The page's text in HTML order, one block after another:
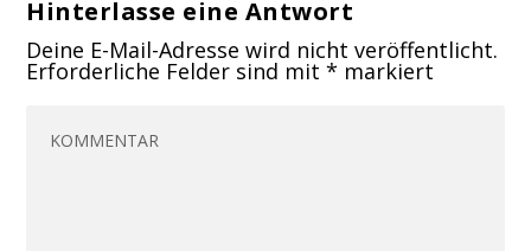
Hinterlasse eine Antwort
Deine E-Mail-Adresse wird nicht veröffentlicht.
Erforderliche Felder sind mit* markiert